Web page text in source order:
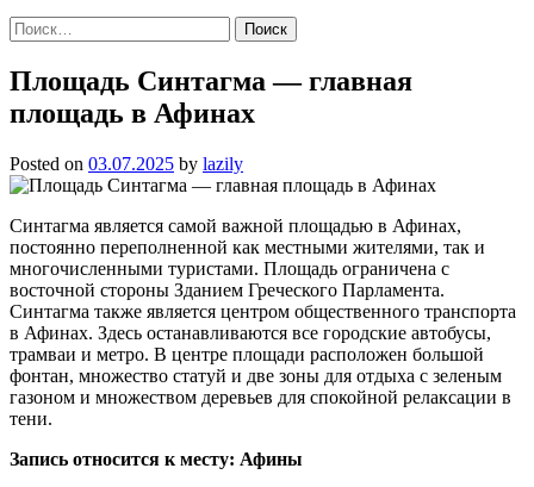
Найти:
Площадь Синтагма — главная
площадь в Афинах
Posted on 03.07.2025 by lazily
Синтагма является самой важной площадью в Афинах,
постоянно переполненной как местными жителями, так и
многочисленными туристами. Площадь ограничена с
восточной стороны Зданием Греческого Парламента.
Синтагма также является центром общественного транспорта
в Афинах. Здесь останавливаются все городские автобусы,
трамваи и метро. В центре площади расположен большой
фонтан, множество статуй и две зоны для отдыха с зеленым
газоном и множеством деревьев для спокойной релаксации в
тени.
Запись относится к месту: Афины